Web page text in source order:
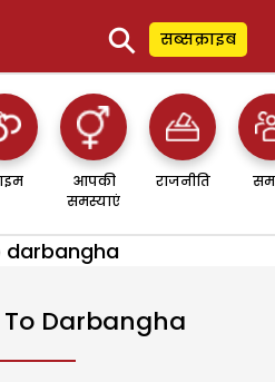
⚲ सब्सक्राइब
आपकी
समस्याएं
राजनीति
Darbangha